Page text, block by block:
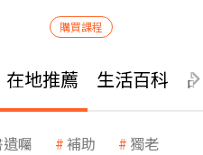
購買課程
在地推薦 生活百科
囑 補助 獨老